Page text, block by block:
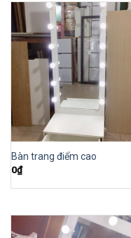
Bàn trang điểm cao
0₫